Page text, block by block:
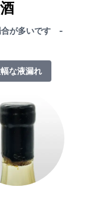
合が多いです -
な液漏れ